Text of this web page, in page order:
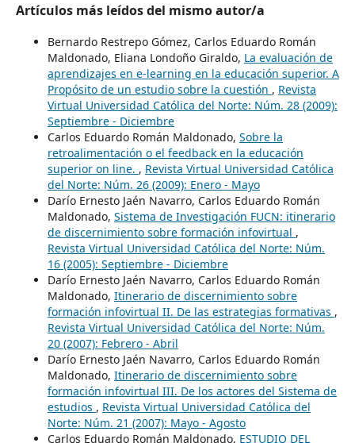
Artículos más leídos del mismo autor/a
Bernardo Restrepo Gómez, Carlos Eduardo Román
Maldonado, Eliana Londoño Giraldo, La evaluación de
aprendizajes en e-learning en la educación superior. A
Propósito de un estudio sobre la cuestión , Revista
Virtual Universidad Católica del Norte: Núm. 28 (2009):
Septiembre - Diciembre
Carlos Eduardo Román Maldonado, Sobre la
retroalimentación o el feedback en la educación
superior on line. , Revista Virtual Universidad Católica
del Norte: Núm. 26 (2009): Enero - Mayo
Darío Ernesto Jaén Navarro, Carlos Eduardo Román
Maldonado, Sistema de Investigación FUCN: itinerario
de discernimiento sobre formación infovirtual ,
Revista Virtual Universidad Católica del Norte: Núm.
16 (2005): Septiembre - Diciembre
Darío Ernesto Jaén Navarro, Carlos Eduardo Román
Maldonado, Itinerario de discernimiento sobre
formación infovirtual II. De las estrategias formativas ,
Revista Virtual Universidad Católica del Norte: Núm.
20 (2007): Febrero - Abril
Darío Ernesto Jaén Navarro, Carlos Eduardo Román
Maldonado, Itinerario de discernimiento sobre
formación infovirtual III. De los actores del Sistema de
estudios , Revista Virtual Universidad Católica del
Norte: Núm. 21 (2007): Mayo - Agosto
Carlos Eduardo Román Maldonado, ESTUDIO DEL